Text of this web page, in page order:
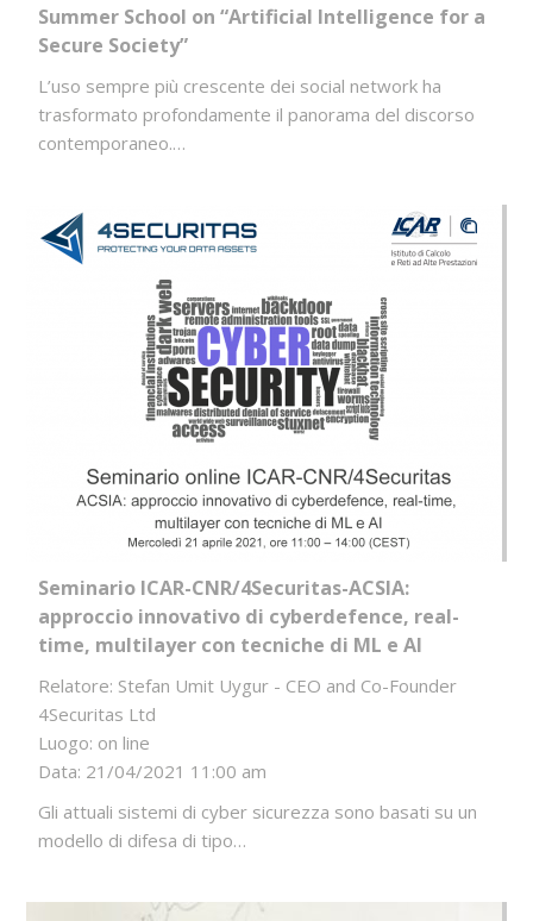
Summer School on “Artificial Intelligence for a
Secure Society”
L’uso sempre più crescente dei social network ha
trasformato profondamente il panorama del discorso
contemporaneo.…
Seminario ICAR-CNR/4Securitas-ACSIA:
approccio innovativo di cyberdefence, real-
time, multilayer con tecniche di ML e AI
Relatore: Stefan Umit Uygur - CEO and Co-Founder
4Securitas Ltd
Luogo: on line
Data: 21/04/2021 11:00 am
Gli attuali sistemi di cyber sicurezza sono basati su un
modello di difesa di tipo…